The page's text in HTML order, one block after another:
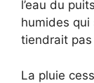
l’eau du
humides qui
tiendrait
La pluie